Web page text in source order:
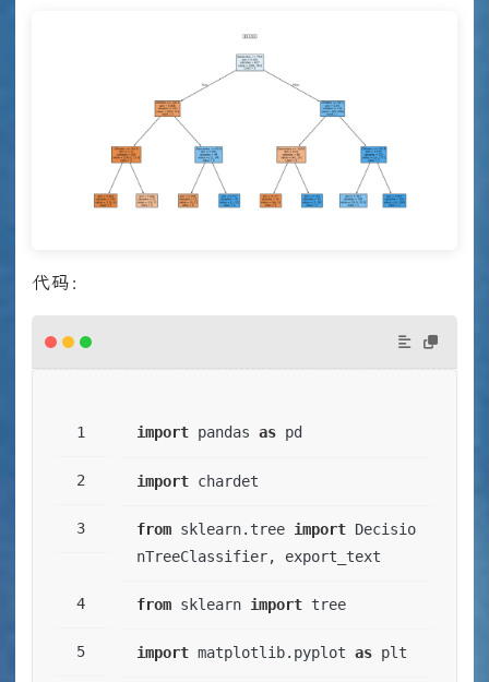
代码：
import pandas as pd
import chardet
from sklearn.tree import Decisio
nTreeClassifier, export_text
from sklearn import tree
import matplotlib.pyplot as plt